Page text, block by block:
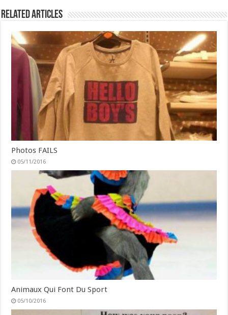
Related Articles
Photos FAILS
05/11/2016
Animaux Qui Font Du Sport
05/10/2016